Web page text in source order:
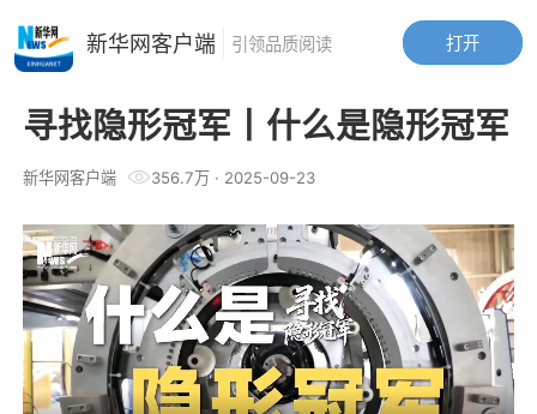
寻找隐形冠军丨什么是隐形冠军
新华网客户端 356.7万· 2025-09-23
打开
新华网客户端 引领品质阅读